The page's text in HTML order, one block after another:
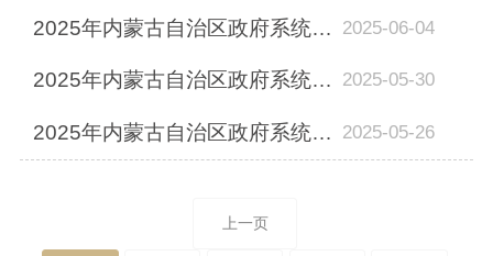
2025年内蒙古自治区政府系统第二批事业单位公开招聘工作人员通辽市直卫生健康系统... 2025-06-04
2025年内蒙古自治区政府系统第二批事业单位公开招聘工作人员通辽市直卫生健康系统... 2025-05-30
2025年内蒙古自治区政府系统第二批事业单位公开招聘工作人员通辽市直卫生健康系统... 2025-05-26
上一页